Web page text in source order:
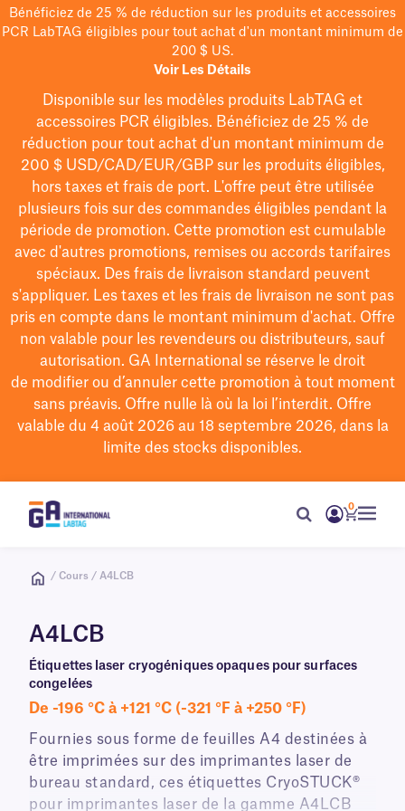
Bénéficiez de 25 % de réduction sur les produits et accessoires
PCR LabTAG éligibles pour tout achat d'un montant minimum de
200 $ US.
Voir Les Détails
Disponible sur les modèles produits LabTAG et
accessoires PCR éligibles. Bénéficiez de 25 % de
réduction pour tout achat d'un montant minimum de
200 $USD/CAD/EUR/GBPsur les produits éligibles,
hors taxes et frais de port. L'offre peut être utilisée
plusieurs fois sur des commandes éligibles pendant la
période de promotion. Cette promotion est cumulable
avec d'autres promotions, remises ou accords tarifaires
spéciaux. Des frais de livraison standard peuvent
s'appliquer. Les taxes et les frais de livraison ne sont pas
pris en compte dans le montant minimum d'achat. Offre
non valable pour les revendeurs ou distributeurs, sauf
autorisation. GA International se réserve le droit
de modifierou d’annuler cette promotion à tout moment
sans préavis. Offre nulle là où la loi l’interdit. Offre
valable du 4 août 2026 au 18 septembre 2026, dans la
limite des stocks disponibles.
0
/ Cours / A4LCB
A4LCB
Étiquettes laser cryogéniques opaques pour surfaces
congelées
De -196 °C à +121 °C (-321 °F à +250 °F)
Fournies sous forme de feuilles A4 destinées à
être imprimées sur des imprimantes laser de
bureau standard, ces étiquettes CryoSTUCK®
pour imprimantes laser de la gamme A4LCB